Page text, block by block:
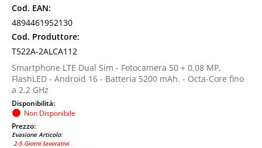
Cod. EAN:
4894461952130
Cod. Produttore:
T522A-2ALCA112
Smartphone LTE Dual Sim - Fotocamera 50 + 0,08 MP,
FlashLED - Android 16 - Batteria 5200 mAh. - Octa-Core fino
a 2.2 GHz
Disponibilità:
Non Disponibile
Prezzo:
Evasione Articolo:
2-5 Giorni lavorativi